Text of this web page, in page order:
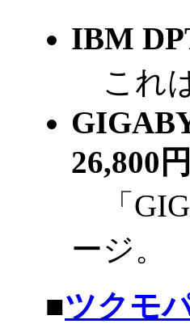
IBM
これ
26,800円
「
ージ。
■ツクモ